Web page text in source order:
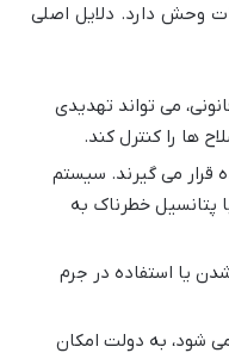
وحش دارد. دلایل اصلی
می تواند تهدیدی
ها را کنترل کند.
قرار می گیرند. سیستم
پتانسیل خطرناک به
یا استفاده در جرم
شود، به دولت امکان